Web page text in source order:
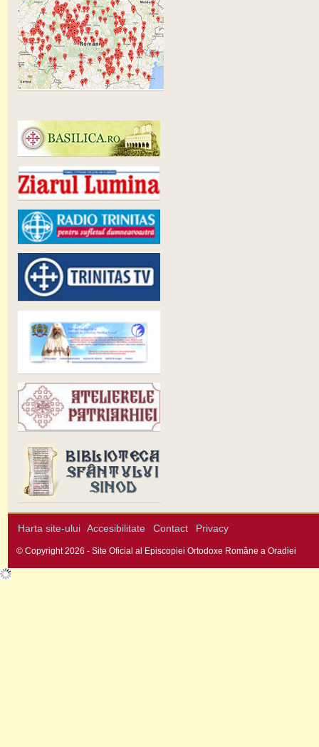
Harta site-ului Accesibilitate Contact Privacy
© Copyright 2026 - Site Oficial al Episcopiei Ortodoxe Române a Oradiei